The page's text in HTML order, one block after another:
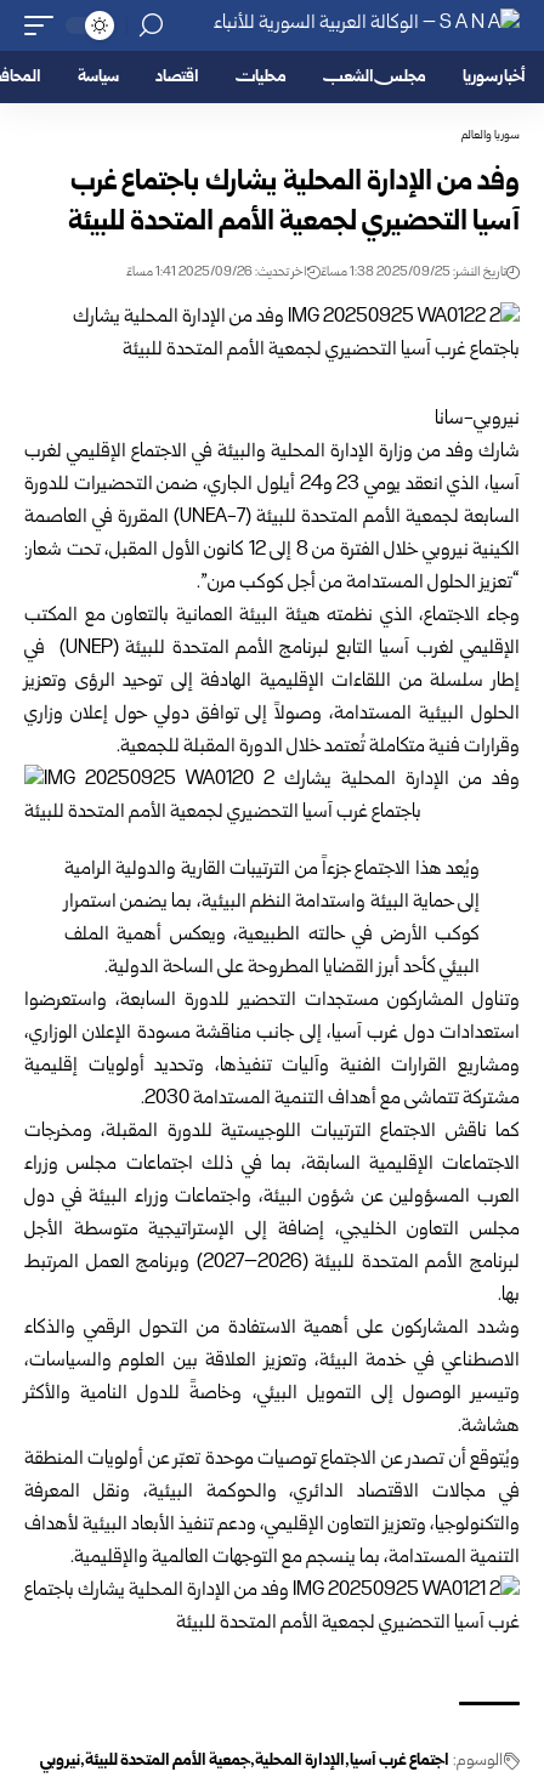
أخبار سوريا مجلس الشعب محليات اقتصاد سياسة
سوريا والعالم
وفد من الإدارة المحلية يشارك باجتماع غرب
آسيا التحضيري لجمعية الأمم المتحدة للبيئة
تاريخ النشر: 2025/09/25 1:38 مساءً اخر تحديث: 2025/09/26 1:41 مساءً
نيروبي-سانا
شارك وفد من وزارة الإدارة المحلية والبيئة في الاجتماع الإقليمي لغرب
آسيا، الذي انعقد يومي 23 و24 أيلول الجاري، ضمن التحضيرات للدورة
السابعة لجمعية الأمم المتحدة للبيئة (UNEA-7) المقررة في العاصمة
الكينية نيروبي خلال الفترة من 8 إلى 12 كانون الأول المقبل، تحت شعار:
“تعزيز الحلول المستدامة من أجل كوكب مرن”.
وجاء الاجتماع، الذي نظمته هيئة البيئة العمانية بالتعاون مع المكتب
الإقليمي لغرب آسيا التابع لبرنامج الأمم المتحدة للبيئة (UNEP) في
إطار سلسلة من اللقاءات الإقليمية الهادفة إلى توحيد الرؤى وتعزيز
الحلول البيئية المستدامة، وصولاً إلى توافق دولي حول إعلان وزاري
وقرارات فنية متكاملة تُعتمد خلال الدورة المقبلة للجمعية.
ويُعد هذا الاجتماع جزءاً من الترتيبات القارية والدولية الرامية
إلى حماية البيئة واستدامة النظم البيئية، بما يضمن استمرار
كوكب الأرض في حالته الطبيعية، ويعكس أهمية الملف
البيئي كأحد أبرز القضايا المطروحة على الساحة الدولية.
وتناول المشاركون مستجدات التحضير للدورة السابعة، واستعرضوا
استعدادات دول غرب آسيا، إلى جانب مناقشة مسودة الإعلان الوزاري،
ومشاريع القرارات الفنية وآليات تنفيذها، وتحديد أولويات إقليمية
مشتركة تتماشى مع أهداف التنمية المستدامة 2030.
كما ناقش الاجتماع الترتيبات اللوجيستية للدورة المقبلة، ومخرجات
الاجتماعات الإقليمية السابقة، بما في ذلك اجتماعات مجلس وزراء
العرب المسؤولين عن شؤون البيئة، واجتماعات وزراء البيئة في دول
مجلس التعاون الخليجي، إضافة إلى الإستراتيجية متوسطة الأجل
لبرنامج الأمم المتحدة للبيئة (2026–2027) وبرنامج العمل المرتبط
بها.
وشدد المشاركون على أهمية الاستفادة من التحول الرقمي والذكاء
الاصطناعي في خدمة البيئة، وتعزيز العلاقة بين العلوم والسياسات،
وتيسير الوصول إلى التمويل البيئي، وخاصةً للدول النامية والأكثر
هشاشة.
ويُتوقع أن تصدر عن الاجتماع توصيات موحدة تعبّر عن أولويات المنطقة
في مجالات الاقتصاد الدائري، والحوكمة البيئية، ونقل المعرفة
والتكنولوجيا، وتعزيز التعاون الإقليمي، ودعم تنفيذ الأبعاد البيئية لأهداف
التنمية المستدامة، بما ينسجم مع التوجهات العالمية والإقليمية.
الوسوم: اجتماع غرب آسيا الإدارة المحلية جمعية الأمم المتحدة للبيئة نيروبي